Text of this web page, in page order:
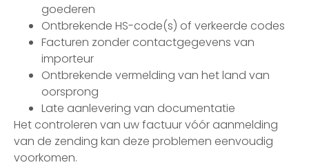
goederen
Ontbrekende HS-code(s) of verkeerde codes
Facturen zonder contactgegevens van
importeur
Ontbrekende vermelding van het land van
oorsprong
Late aanlevering van documentatie
Het controleren van uw factuur vóór aanmelding
van de zending kan deze problemen eenvoudig
voorkomen.